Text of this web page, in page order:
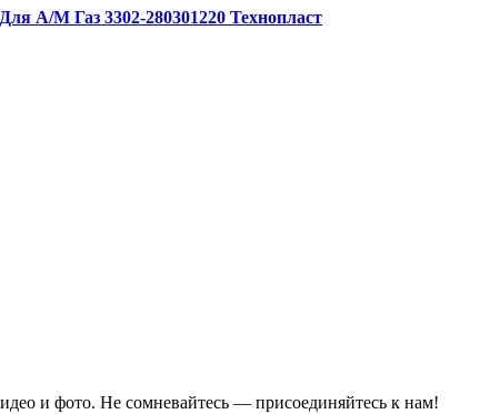
А/М Газ 3302-280301220 Технопласт
и фото. Не сомневайтесь — присоединяйтесь к нам!